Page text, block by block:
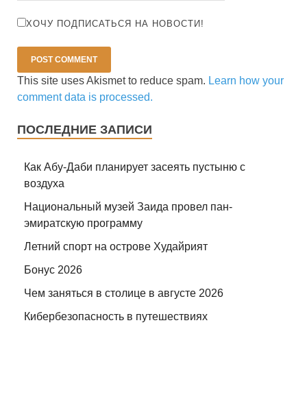
ХОЧУ ПОДПИСАТЬСЯ НА НОВОСТИ!
This site uses Akismet to reduce spam. Learn how your
comment data is processed.
ПОСЛЕДНИЕ ЗАПИСИ
Как Абу-Даби планирует засеять пустыню с
воздуха
Национальный музей Заида провел пан-
эмиратскую программу
Летний спорт на острове Худайрият
Бонус 2026
Чем заняться в столице в августе 2026
Кибербезопасность в путешествиях